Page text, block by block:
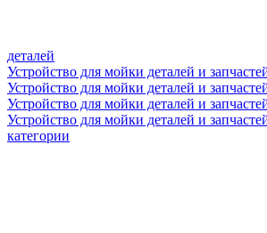
деталей
Устройство для мойки деталей и
Устройство для мойки деталей и
Устройство для мойки деталей и
Устройство для мойки деталей и
категории